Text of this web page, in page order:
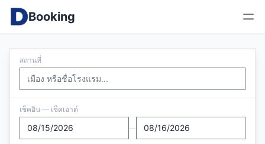
Booking
สถานที่
เช็คอิน — เช็คเอาต์
—